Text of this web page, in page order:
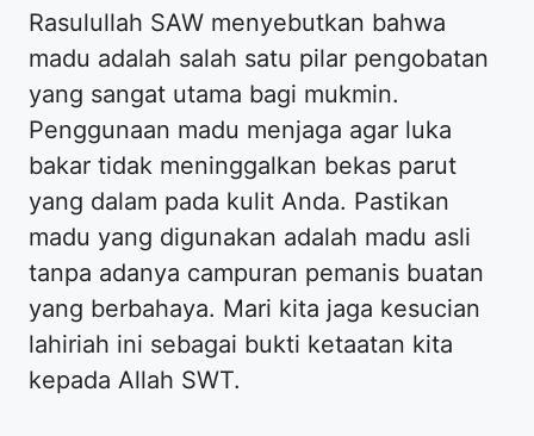
Rasulullah SAW menyebutkan bahwa
madu adalah salah satu pilar pengobatan
yang sangat utama bagi mukmin.
Penggunaan madu menjaga agar luka
bakar tidak meninggalkan bekas parut
yang dalam pada kulit Anda. Pastikan
madu yang digunakan adalah madu asli
tanpa adanya campuran pemanis buatan
yang berbahaya. Mari kita jaga kesucian
lahiriah ini sebagai bukti ketaatan kita
kepada Allah SWT.